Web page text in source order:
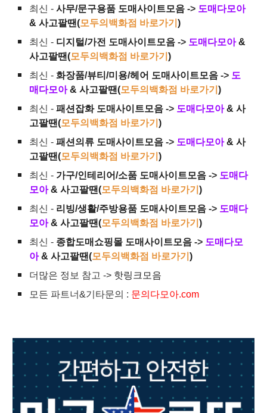
최신 -사무/문구용품 도매사이트모음 -> 도매다모아
& 사고팔땐(모두의백화점 바로가기)
최신 - 디지털/가전 도매사이트모음 -> 도매다모아 &
사고팔땐(모두의백화점 바로가기)
최신 -화장품/뷰티/미용/헤어 도매사이트모음 -> 도
매다모아 & 사고팔땐(모두의백화점 바로가기)
최신 -패션잡화 도매사이트모음 -> 도매다모아 & 사
고팔땐(모두의백화점 바로가기)
최신 -패션의류 도매사이트모음 -> 도매다모아 & 사
고팔땐(모두의백화점 바로가기)
최신 - 가구/인테리어/소품 도매사이트모음 -> 도매다
모아 & 사고팔땐(모두의백화점 바로가기)
최신 - 리빙/생활/주방용품 도매사이트모음 -> 도매다
모아 & 사고팔땐(모두의백화점 바로가기)
최신 - 종합도매쇼핑몰 도매사이트모음 -> 도매다모
아 & 사고팔땐(모두의백화점 바로가기)
더많은 정보 참고 -> 핫링크모음
모든 파트너&기타문의 : 문의다모아.com